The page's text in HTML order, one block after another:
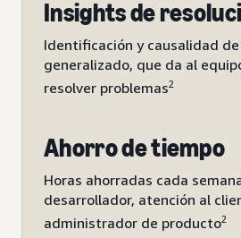
Insights de
Identificación y causalidad
generalizado, que da al
resolver problemas2
Ahorro de tiempo
Horas ahorradas cada
desarrollador, atención al
administrador de producto2